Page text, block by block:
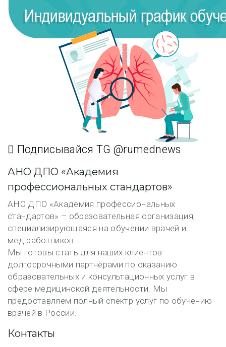
Подписывайся TG @rumednews
АНО ДПО «Академия
профессиональных стандартов»
АНО ДПО «Академия профессиональных
стандартов» – образовательная организация,
специализирующаяся на обучении врачей и
мед.работников.
Мы готовы стать для наших клиентов
долгосрочными партнёрами по оказанию
образовательных и консультационных услуг в
сфере медицинской деятельности. Мы
предоставляем полный спектр услуг по обучению
врачей в России.
Контакты